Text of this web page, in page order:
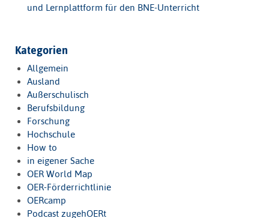
und Lernplattform für den BNE-Unterricht
Kategorien
Allgemein
Ausland
Außerschulisch
Berufsbildung
Forschung
Hochschule
How to
in eigener Sache
OER World Map
OER-Förderrichtlinie
OERcamp
Podcast zugehOERt